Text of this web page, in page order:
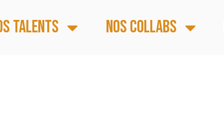
talents Nos collabs